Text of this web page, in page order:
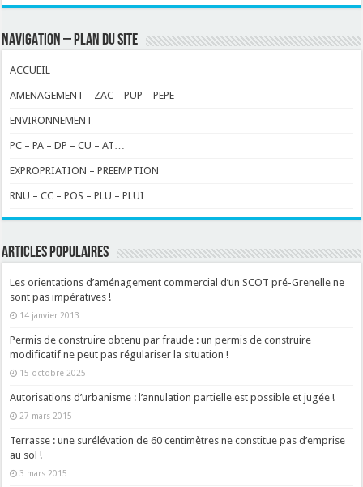
NAVIGATION – PLAN DU SITE
ACCUEIL
AMENAGEMENT – ZAC – PUP – PEPE
ENVIRONNEMENT
PC – PA – DP – CU – AT…
EXPROPRIATION – PREEMPTION
RNU – CC – POS – PLU – PLUI
ARTICLES POPULAIRES
Les orientations d’aménagement commercial d’un SCOT pré-Grenelle ne
sont pas impératives !
14 janvier 2013
Permis de construire obtenu par fraude : un permis de construire
modificatif ne peut pas régulariser la situation !
15 octobre 2025
Autorisations d’urbanisme : l’annulation partielle est possible et jugée !
27 mars 2015
Terrasse : une surélévation de 60 centimètres ne constitue pas d’emprise
au sol !
3 mars 2015